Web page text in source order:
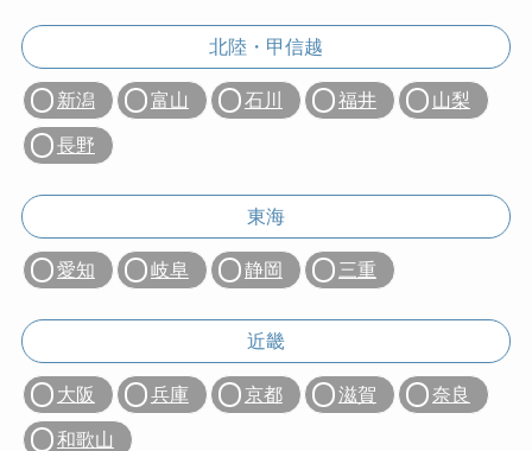
北陸・甲信越
新潟 富山 石川 福井 山梨
長野
東海
愛知 岐阜 静岡 三重
近畿
大阪 兵庫 京都 滋賀 奈良
和歌山